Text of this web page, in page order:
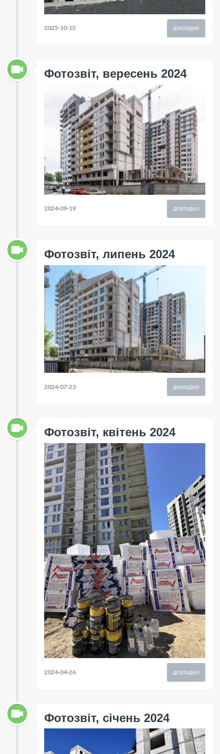
докладно
2025-10-15
Фотозвіт, вересень 2024
докладно
2024-09-19
Фотозвіт, липень 2024
докладно
2024-07-23
Фотозвіт, квітень 2024
докладно
2024-04-26
Фотозвіт, січень 2024